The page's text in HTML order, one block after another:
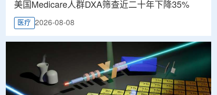
美国Medicare人群DXA筛查近二十年下降35%
医疗 2026-08-08